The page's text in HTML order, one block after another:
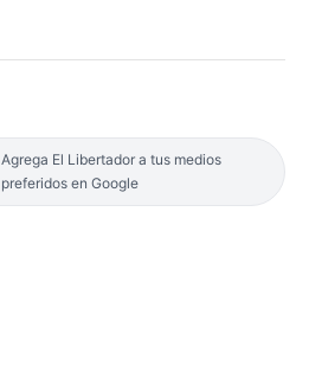
Agrega El Libertador a tus medios
preferidos en Google